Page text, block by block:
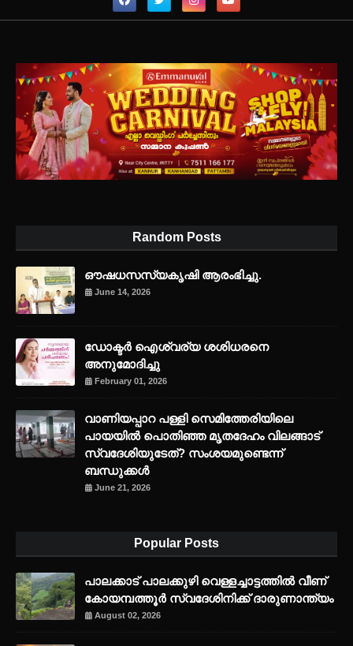
Random Posts
ഔഷധസസ്യകൃഷി ആരംഭിച്ചു.
June 14, 2026
ഡോക്ടർ ഐശ്വര്യ ശശിധരനെ
അനുമോദിച്ചു
February 01, 2026
വാണിയപ്പാറ പള്ളി സെമിത്തേരിയിലെ
പായയിൽ പൊതിഞ്ഞ മൃതദേഹം വിലങ്ങാട്
സ്വദേശിയുടേത്? സംശയമുണ്ടെന്ന്
ബന്ധുക്കൾ
June 21, 2026
Popular Posts
പാലക്കാട് പാലക്കുഴി വെള്ളച്ചാട്ടത്തില്‍ വീണ്
കോയമ്പത്തൂര്‍ സ്വദേശിനിക്ക് ദാരുണാന്ത്യം
August 02, 2026